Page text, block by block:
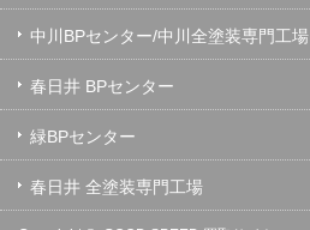
中川BPセンター/中川全塗装専門工場
春日井 BPセンター
緑BPセンター
春日井 全塗装専門工場